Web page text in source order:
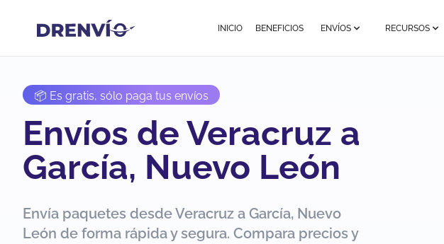
INICIO BENEFICIOS ENVÍOS RECURSOS
📦 Es gratis, sólo paga tus envíos
Envíos de Veracruz a
García, Nuevo León
Envía paquetes desde Veracruz a García, Nuevo
León de forma rápida y segura. Compara precios y